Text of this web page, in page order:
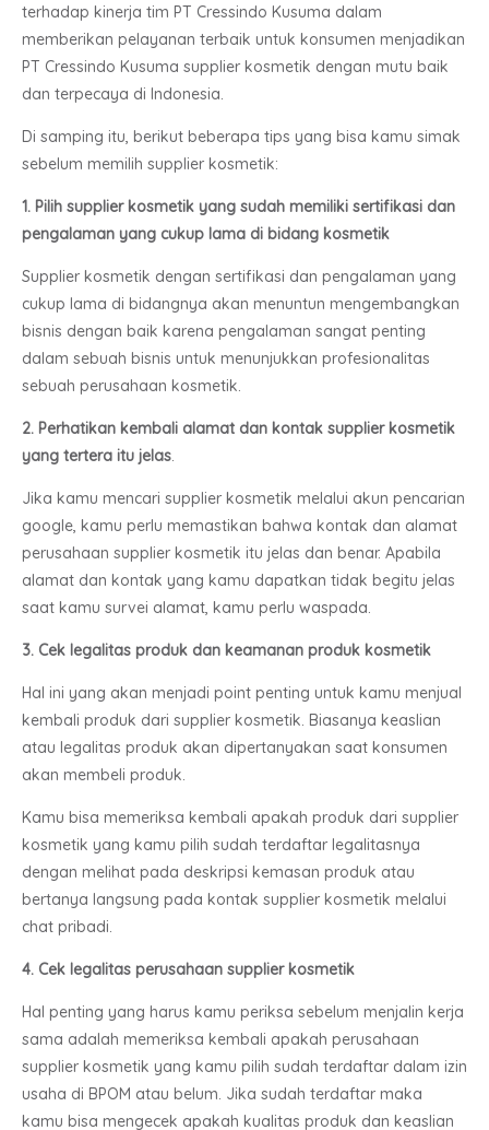
terhadap kinerja tim PT Cressindo Kusuma dalam
memberikan pelayanan terbaik untuk konsumen menjadikan
PT Cressindo Kusuma supplier kosmetik dengan mutu baik
dan terpecaya di Indonesia.
Di samping itu, berikut beberapa tips yang bisa kamu simak
sebelum memilih supplier kosmetik:
1. Pilih supplier kosmetik yang sudah memiliki sertifikasi dan
pengalaman yang cukup lama di bidang kosmetik
Supplier kosmetik dengan sertifikasi dan pengalaman yang
cukup lama di bidangnya akan menuntun mengembangkan
bisnis dengan baik karena pengalaman sangat penting
dalam sebuah bisnis untuk menunjukkan profesionalitas
sebuah perusahaan kosmetik.
2. Perhatikan kembali alamat dan kontak supplier kosmetik
yang tertera itu jelas.
Jika kamu mencari supplier kosmetik melalui akun pencarian
google, kamu perlu memastikan bahwa kontak dan alamat
perusahaan supplier kosmetik itu jelas dan benar. Apabila
alamat dan kontak yang kamu dapatkan tidak begitu jelas
saat kamu survei alamat, kamu perlu waspada.
3. Cek legalitas produk dan keamanan produk kosmetik
Hal ini yang akan menjadi point penting untuk kamu menjual
kembali produk dari supplier kosmetik. Biasanya keaslian
atau legalitas produk akan dipertanyakan saat konsumen
akan membeli produk.
Kamu bisa memeriksa kembali apakah produk dari supplier
kosmetik yang kamu pilih sudah terdaftar legalitasnya
dengan melihat pada deskripsi kemasan produk atau
bertanya langsung pada kontak supplier kosmetik melalui
chat pribadi.
4. Cek legalitas perusahaan supplier kosmetik
Hal penting yang harus kamu periksa sebelum menjalin kerja
sama adalah memeriksa kembali apakah perusahaan
supplier kosmetik yang kamu pilih sudah terdaftar dalam izin
usaha di BPOM atau belum. Jika sudah terdaftar maka
kamu bisa mengecek apakah kualitas produk dan keaslian